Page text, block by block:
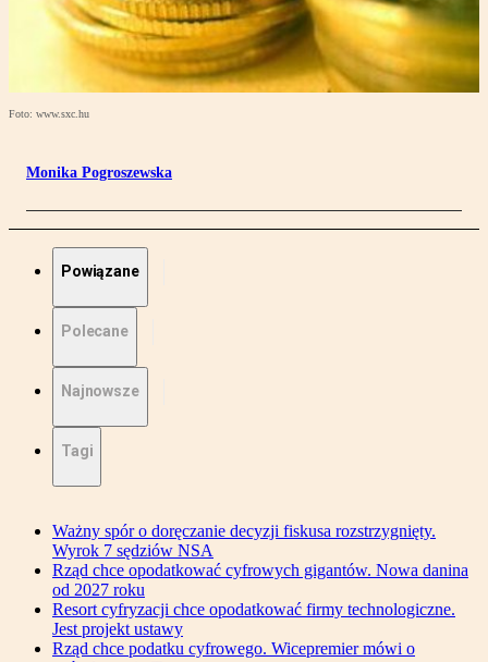
Foto: www.sxc.hu
Monika Pogroszewska
Powiązane
Polecane
Najnowsze
Tagi
Ważny spór o doręczanie decyzji fiskusa rozstrzygnięty.
Wyrok 7 sędziów NSA
Rząd chce opodatkować cyfrowych gigantów. Nowa danina
od 2027 roku
Resort cyfryzacji chce opodatkować firmy technologiczne.
Jest projekt ustawy
Rząd chce podatku cyfrowego. Wicepremier mówi o